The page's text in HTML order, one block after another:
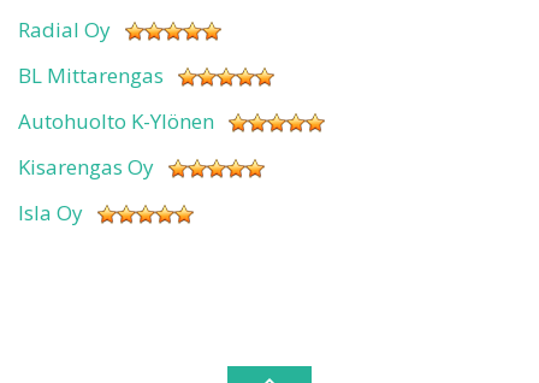
Radial Oy
BL Mittarengas
Autohuolto K-Ylönen
Kisarengas Oy
Isla Oy